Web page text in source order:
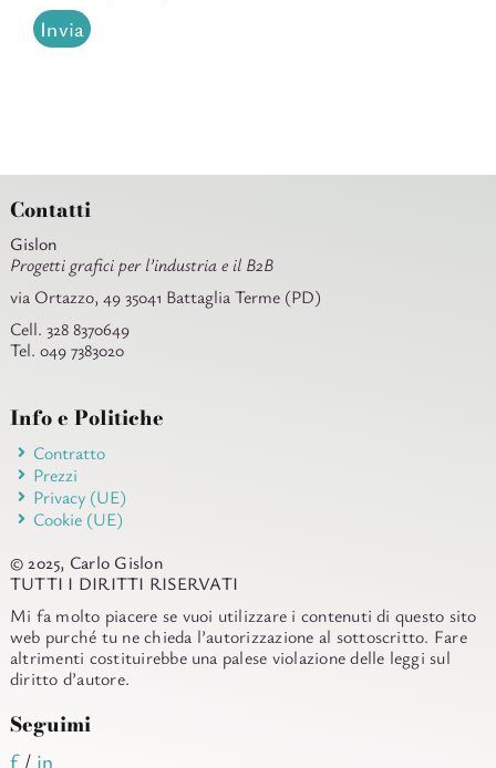
Contatti
Gislon
Progetti grafici per l’industria e il B2B
via Ortazzo, 49 35041 Battaglia Terme (PD)
Cell. 328 8370649
Tel. 049 7383020
Info e Politiche
Contratto
Prezzi
Privacy (UE)
Cookie (UE)
© 2025, Carlo Gislon
TUTTI I DIRITTI RISERVATI
Mi fa molto piacere se vuoi utilizzare i contenuti di questo sito
web purché tu ne chieda l’autorizzazione al sottoscritto. Fare
altrimenti costituirebbe una palese violazione delle leggi sul
diritto d’autore.
Seguimi
f/ in